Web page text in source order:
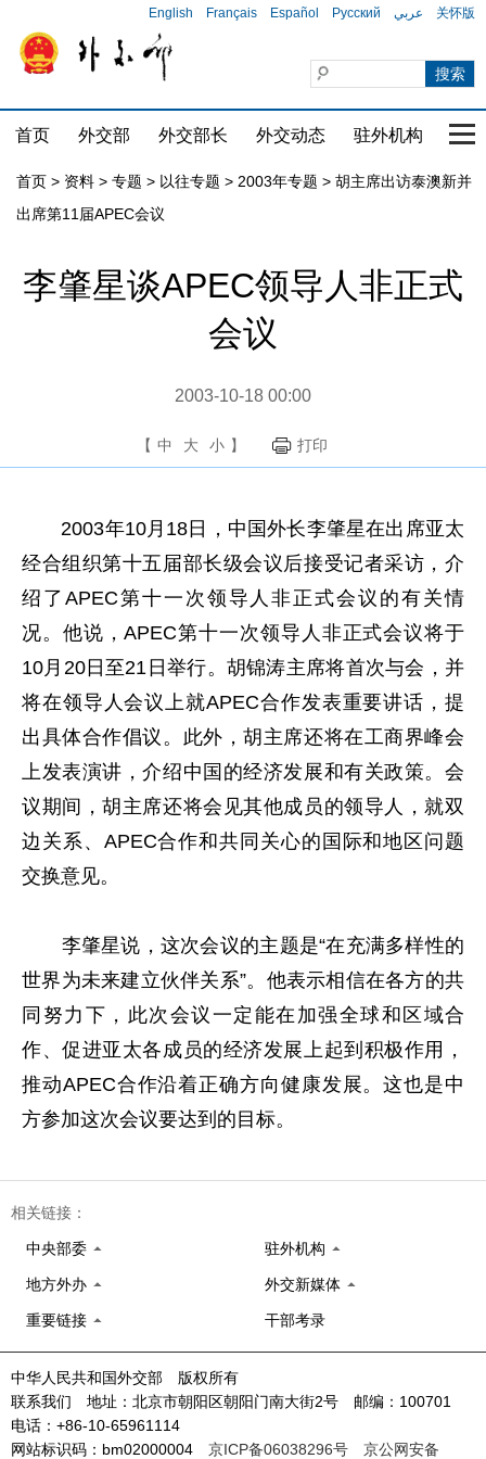
English Français Español Русский عربي 关怀版
首页 外交部 外交部长 外交动态 驻外机构 国
首页 > 资料 > 专题 > 以往专题 > 2003年专题 > 胡主席出访泰澳新并
出席第11届APEC会议
李肇星谈APEC领导人非正式
会议
2003-10-18 00:00
【 中 大 小 】 打印
2003年10月18日，中国外长李肇星在出席亚太
经合组织第十五届部长级会议后接受记者采访，介
绍了APEC第十一次领导人非正式会议的有关情
况。他说，APEC第十一次领导人非正式会议将于
10月20日至21日举行。胡锦涛主席将首次与会，并
将在领导人会议上就APEC合作发表重要讲话，提
出具体合作倡议。此外，胡主席还将在工商界峰会
上发表演讲，介绍中国的经济发展和有关政策。会
议期间，胡主席还将会见其他成员的领导人，就双
边关系、APEC合作和共同关心的国际和地区问题
交换意见。
李肇星说，这次会议的主题是“在充满多样性的
世界为未来建立伙伴关系”。他表示相信在各方的共
同努力下，此次会议一定能在加强全球和区域合
作、促进亚太各成员的经济发展上起到积极作用，
推动APEC合作沿着正确方向健康发展。这也是中
方参加这次会议要达到的目标。
相关链接：
中央部委 驻外机构
地方外办 外交新媒体
重要链接 干部考录
中华人民共和国外交部 版权所有
联系我们 地址：北京市朝阳区朝阳门南大街2号 邮编：100701
电话：+86-10-65961114
网站标识码：bm02000004 京ICP备06038296号 京公网安备